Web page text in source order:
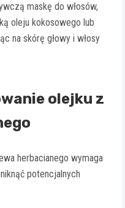
maskę do włosów,
oleju kokosowego lub
na skórę głowy i włosy
olejku z
herbacianego wymaga
potencjalnych